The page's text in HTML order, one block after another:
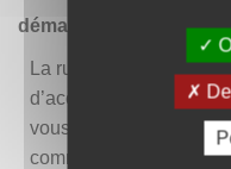
démarche » ?
La rubrique «
d’accéder à la liste
vous pouvez choisir la
commencer à la